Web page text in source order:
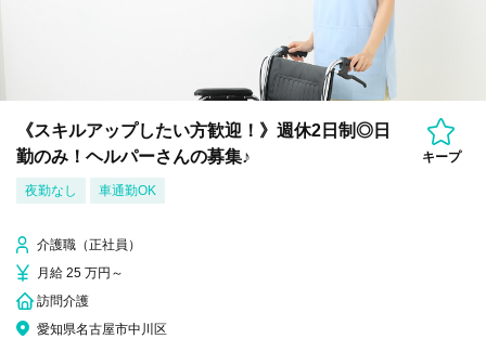
《スキルアップしたい方歓迎！》週休2日制◎日
勤のみ！ヘルパーさんの募集♪
キープ
夜勤なし 車通勤OK
介護職（正社員）
月給 25 万円～
訪問介護
愛知県名古屋市中川区